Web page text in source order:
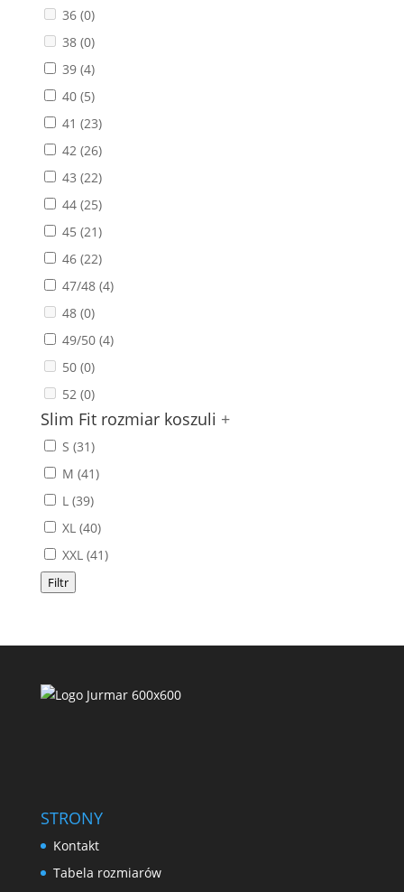
36 (0)
38 (0)
39 (4)
40 (5)
41 (23)
42 (26)
43 (22)
44 (25)
45 (21)
46 (22)
47/48 (4)
48 (0)
49/50 (4)
50 (0)
52 (0)
Slim Fit rozmiar koszuli +
S (31)
M (41)
L (39)
XL (40)
XXL (41)
Filtr
STRONY
Kontakt
Tabela rozmiarów